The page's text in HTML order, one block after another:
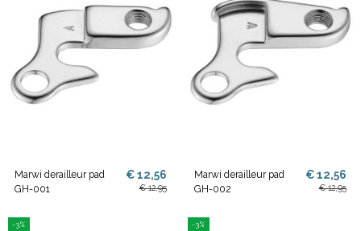
Marwi derailleur pad
GH-001
€ 12,56
€ 12,95
Marwi derailleur pad
GH-002
€ 12,56
€ 12,95
-3% -3%